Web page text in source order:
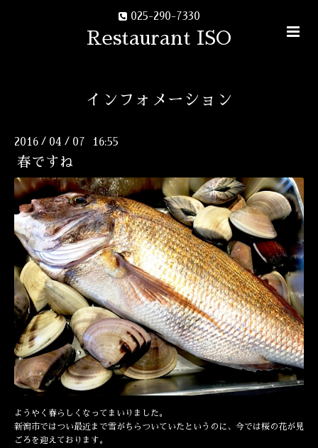
025-290-7330
Restaurant ISO
インフォメーション
2016 / 04 / 07 16:55
春ですね
ようやく春らしくなってまいりました。
新潟市ではつい最近まで雪がちらついていたというのに、今では桜の花が見
ごろを迎えております。